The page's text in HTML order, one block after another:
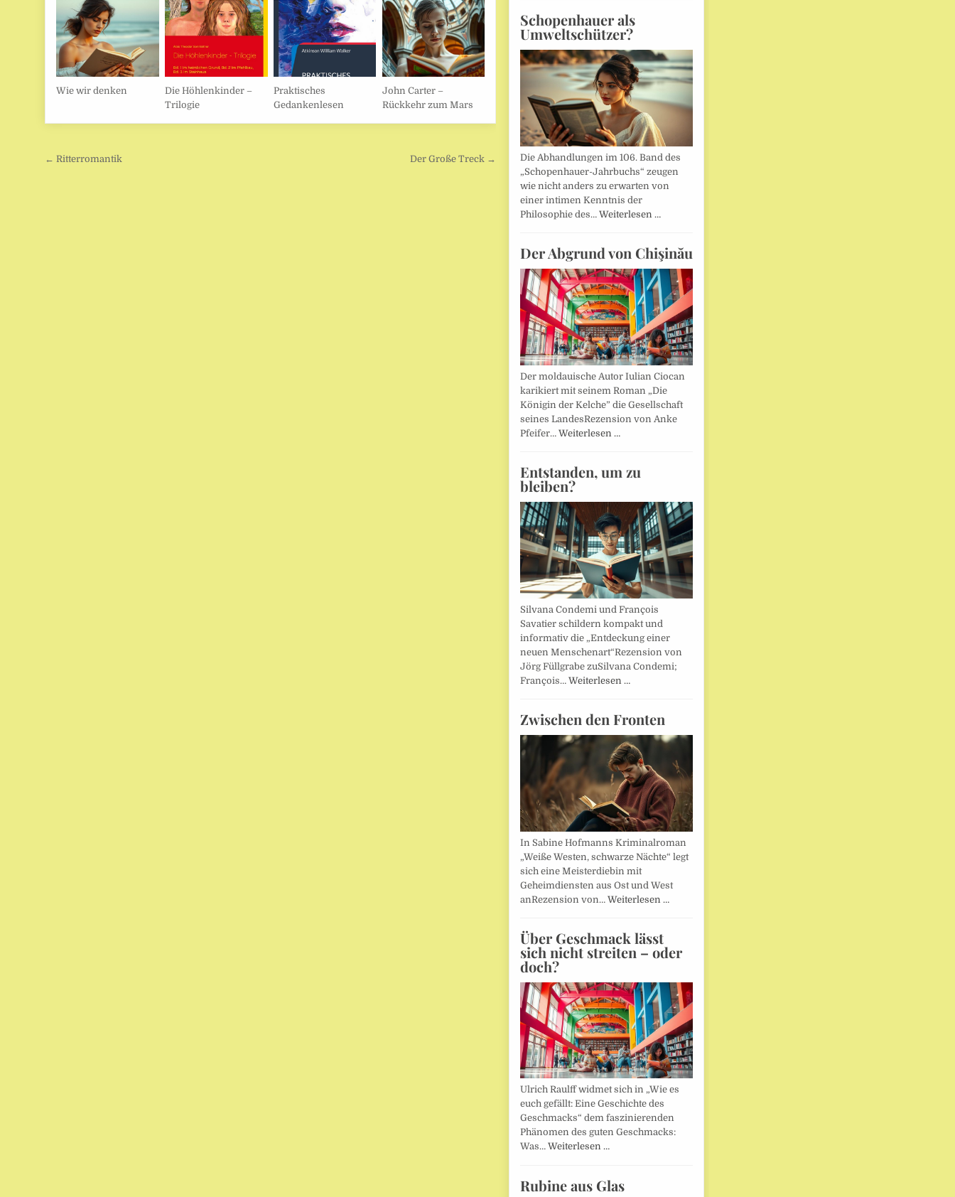
Wie wir denken
Die Höhlenkinder –
Trilogie
Praktisches
Gedankenlesen
John Carter –
Rückkehr zum Mars
Beitragsnavigation
← Ritterromantik Der Große Treck →
Schopenhauer als
Umweltschützer?
Die Abhandlungen im 106. Band des
„Schopenhauer-Jahrbuchs“ zeugen
wie nicht anders zu erwarten von
einer intimen Kenntnis der
Philosophie des… Weiterlesen …
Der Abgrund von Chişinău
Der moldauische Autor Iulian Ciocan
karikiert mit seinem Roman „Die
Königin der Kelche” die Gesellschaft
seines LandesRezension von Anke
Pfeifer… Weiterlesen …
Entstanden, um zu
bleiben?
Silvana Condemi und François
Savatier schildern kompakt und
informativ die „Entdeckung einer
neuen Menschenart“Rezension von
Jörg Füllgrabe zuSilvana Condemi;
François… Weiterlesen …
Zwischen den Fronten
In Sabine Hofmanns Kriminalroman
„Weiße Westen, schwarze Nächte“ legt
sich eine Meisterdiebin mit
Geheimdiensten aus Ost und West
anRezension von… Weiterlesen …
Über Geschmack lässt
sich nicht streiten – oder
doch?
Ulrich Raulff widmet sich in „Wie es
euch gefällt: Eine Geschichte des
Geschmacks“ dem faszinierenden
Phänomen des guten Geschmacks:
Was… Weiterlesen …
Rubine aus Glas